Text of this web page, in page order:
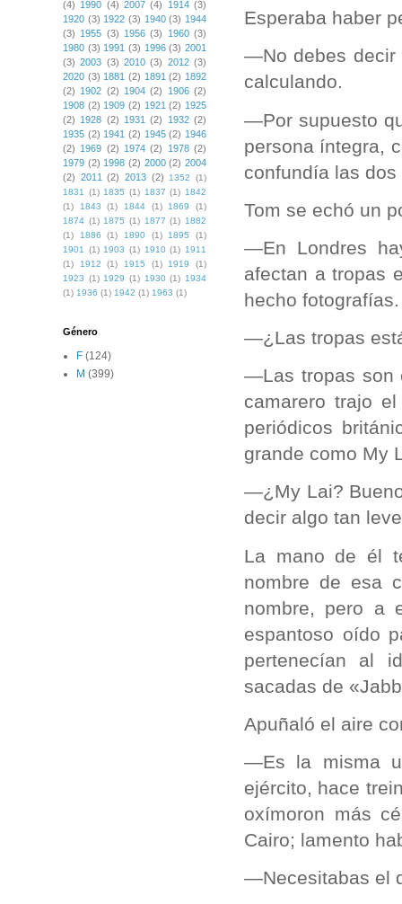
Esperaba haber
—No debes decir
calculando.
—Por supuesto
persona íntegra,
confundía las dos
Tom se echó un
—En Londres
afectan a tropas
hecho
—¿Las tropas
—Las tropas son
camarero trajo
periódicos
grande como My
—¿My Lai?
decir algo tan
La mano de él
nombre de esa
nombre, pero a
espantoso oído
pertenecían al
sacadas de
Apuñaló el aire
—Es la misma
ejército, hace
oxímoron más
Cairo; lamento
—Necesitabas el
(4) 1990 (4) 2007 (4) 1914 (3)
1920 (3) 1922 (3) 1940 (3) 1944
(3) 1955 (3) 1956 (3) 1960 (3)
1980 (3) 1991 (3) 1996 (3) 2001
(3) 2003 (3) 2010 (3) 2012 (3)
2020 (3) 1881 (2) 1891 (2) 1892
(2) 1902 (2) 1904 (2) 1906 (2)
1908 (2) 1909 (2) 1921 (2) 1925
(2) 1928 (2) 1931 (2) 1932 (2)
1935 (2) 1941 (2) 1945 (2) 1946
(2) 1969 (2) 1974 (2) 1978 (2)
1979 (2) 1998 (2) 2000 (2) 2004
(2) 2011 (2) 2013 (2) 1352
(1)
1831 (1) 1835 (1) 1837 (1) 1842
(1)
1843 (1) 1844 (1) 1869
(1)
1874 (1) 1875 (1) 1877 (1) 1882
(1)
1886 (1) 1890 (1) 1895
(1)
1901 (1) 1903 (1) 1910 (1) 1911
(1)
1912 (1) 1915 (1) 1919
(1)
1923 (1) 1929 (1) 1930 (1) 1934
(1) 1936 (1) 1942 (1) 1963 (1)
Género
F (124)
M (399)